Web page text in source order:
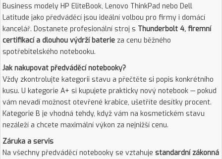
Business modely HP EliteBook, Lenovo ThinkPad nebo Dell
Latitude jako předváděcí jsou ideální volbou pro firmy i domácí
kancelář. Dostanete profesionální stroj s Thunderbolt 4, firemní
certifikací a dlouhou výdrží baterie za cenu běžného
spotřebitelského notebooku.
Jak nakupovat předváděcí notebooky?
Vždy zkontrolujte kategorii stavu a přečtěte si popis konkrétního
kusu. U kategorie A+ si kupujete prakticky nový notebook — pokud
vám nevadí možnost otevřené krabice, ušetříte desítky procent.
Kategorie B je vhodná tehdy, když vám na kosmetickém stavu
nezáleží a chcete maximální výkon za nejnižší cenu.
Záruka a servis
Na všechny předváděcí notebooky se vztahuje standardní zákonná